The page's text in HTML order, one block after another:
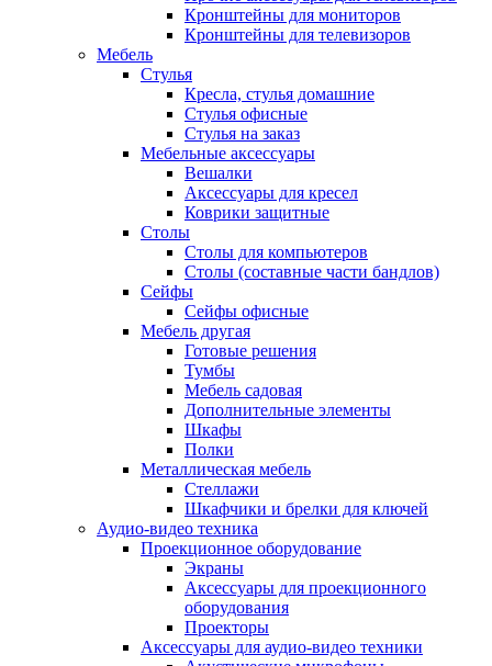
Кронштейны для мониторов
Кронштейны для телевизоров
Мебель
Стулья
Кресла, стулья домашние
Стулья офисные
Стулья на заказ
Мебельные аксессуары
Вешалки
Аксессуары для кресел
Коврики защитные
Столы
Столы для компьютеров
Столы (составные части бандлов)
Сейфы
Сейфы офисные
Мебель другая
Готовые решения
Тумбы
Мебель садовая
Дополнительные элементы
Шкафы
Полки
Металлическая мебель
Стеллажи
Шкафчики и брелки для ключей
Аудио-видео техника
Проекционное оборудование
Экраны
Аксессуары для проекционного
оборудования
Проекторы
Аксессуары для аудио-видео техники